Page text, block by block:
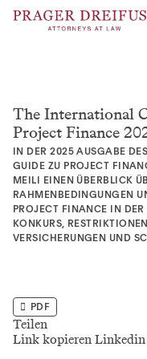
The International
Project Finance
IN DER 2025 AUSGABE
GUIDE ZU PROJECT
MEILI EINEN ÜBERBLICK
RAHMENBEDINGUNGEN
PROJECT FINANCE IN
KONKURS,
VERSICHERUNGEN UND
PDF
Teilen
Link kopierenLinkedin